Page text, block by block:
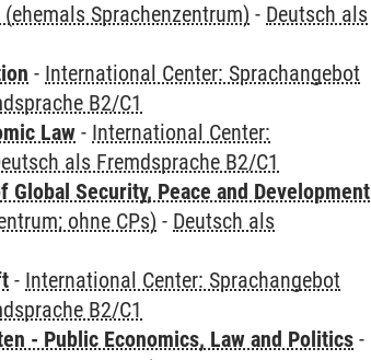
Sprachenzentrum) - Deutsch als
- International Center: Sprachangebot
B2/C1
Law - International Center:
als Fremdsprache B2/C1
Security, Peace and Development
ohne CPs) - Deutsch als
- International Center: Sprachangebot
B2/C1
- Public Economics, Law and Politics -